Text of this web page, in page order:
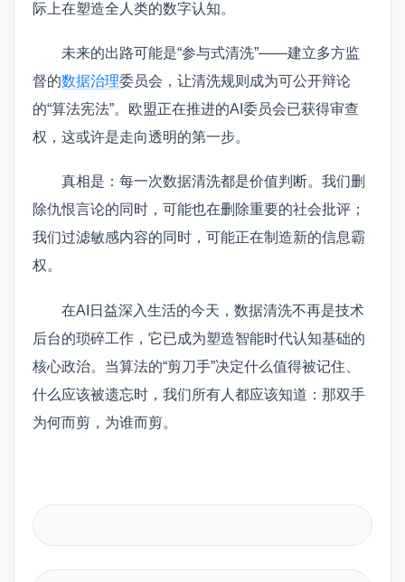
际上在塑造全人类的数字认知。
未来的出路可能是“参与式清洗”——建立多方监
督的数据治理委员会，让清洗规则成为可公开辩论
的“算法宪法”。欧盟正在推进的AI委员会已获得审查
权，这或许是走向透明的第一步。
真相是：每一次数据清洗都是价值判断。我们删
除仇恨言论的同时，可能也在删除重要的社会批评；
我们过滤敏感内容的同时，可能正在制造新的信息霸
权。
在AI日益深入生活的今天，数据清洗不再是技术
后台的琐碎工作，它已成为塑造智能时代认知基础的
核心政治。当算法的“剪刀手”决定什么值得被记住、
什么应该被遗忘时，我们所有人都应该知道：那双手
为何而剪，为谁而剪。